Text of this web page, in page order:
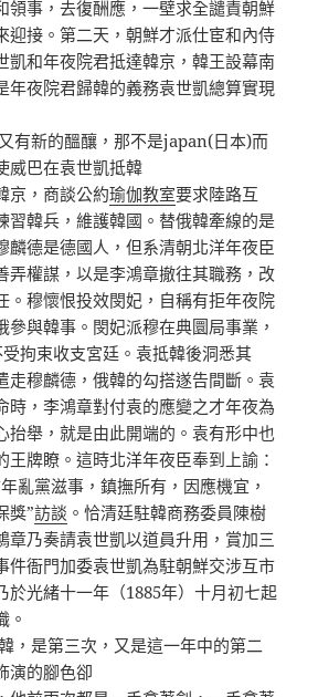
領事，去復酬應，一壁求全譴責朝鮮
迎接。第二天，朝鮮才派仕宦和內侍
凱和年夜院君抵達韓京，韓王設幕南
年夜院君歸韓的義務袁世凱總算實現
新的醞釀，那不是japan(日本)而
威巴在袁世凱抵韓
，商談公約瑜伽教室要求陸路互
習韓兵，維護韓國。替俄韓牽線的是
麟德是德國人，但系清朝北洋年夜臣
弄權謀，以是李鴻章撤往其職務，改
。穆懷恨投效閔妃，自稱有拒年夜院
參與韓事。閔妃派穆在典圜局事業，
拘束收支宮廷。袁抵韓後洞悉其
走穆麟德，俄韓的勾搭遂告間斷。袁
時，李鴻章對付袁的應變之才年夜為
抬舉，就是由此開端的。袁有形中也
王牌瞭。這時北洋年夜臣奉到上諭：
亂黨滋事，鎮撫所有，因應機宜，
獎”訪談 。恰清廷駐韓商務委員陳樹
章乃奏請袁世凱以道員升用，賞加三
件衙門加委袁世凱為駐朝鮮交涉互市
於光緒十一年（1885年）十月初七起
。
是第三次，又是這一年中的第二
演的腳色卻